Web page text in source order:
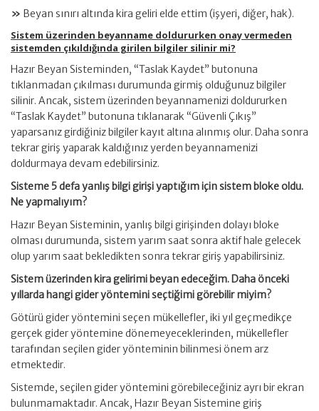
» Beyan sınırı altında kira geliri elde ettim (işyeri, diğer, hak).
Sistem üzerinden beyanname doldururken onay vermeden
sistemden çıkıldığında girilen bilgiler silinir mi?
Hazır Beyan Sisteminden, “Taslak Kaydet” butonuna
tıklanmadan çıkılması durumunda girmiş olduğunuz bilgiler
silinir. Ancak, sistem üzerinden beyannamenizi doldururken
“Taslak Kaydet” butonuna tıklanarak “Güvenli Çıkış”
yaparsanız girdiğiniz bilgiler kayıt altına alınmış olur. Daha sonra
tekrar giriş yaparak kaldığınız yerden beyannamenizi
doldurmaya devam edebilirsiniz.
Sisteme 5 defa yanlış bilgi girişi yaptığım için sistem bloke oldu.
Ne yapmalıyım?
Hazır Beyan Sisteminin, yanlış bilgi girişinden dolayı bloke
olması durumunda, sistem yarım saat sonra aktif hale gelecek
olup yarım saat bekledikten sonra tekrar giriş yapabilirsiniz.
Sistem üzerinden kira gelirimi beyan edeceğim. Daha önceki
yıllarda hangi gider yöntemini seçtiğimi görebilir miyim?
Götürü gider yöntemini seçen mükellefler, iki yıl geçmedikçe
gerçek gider yöntemine dönemeyeceklerinden, mükellefler
tarafından seçilen gider yönteminin bilinmesi önem arz
etmektedir.
Sistemde, seçilen gider yöntemini görebileceğiniz ayrı bir ekran
bulunmamaktadır. Ancak, Hazır Beyan Sistemine giriş